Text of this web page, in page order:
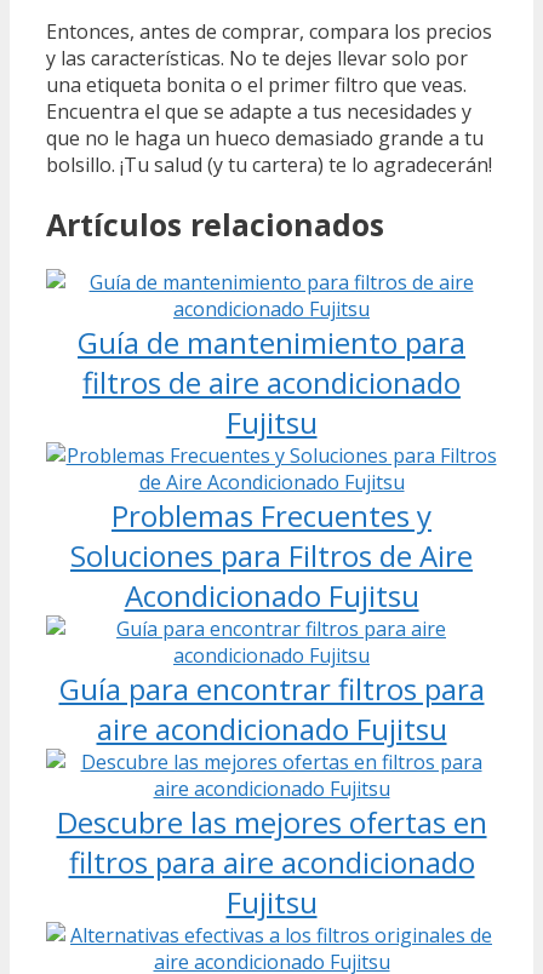
Entonces, antes de comprar, compara los precios
y las características. No te dejes llevar solo por
una etiqueta bonita o el primer filtro que veas.
Encuentra el que se adapte a tus necesidades y
que no le haga un hueco demasiado grande a tu
bolsillo. ¡Tu salud (y tu cartera) te lo agradecerán!
Artículos relacionados
Guía de mantenimiento para
filtros de aire acondicionado
Fujitsu
Problemas Frecuentes y
Soluciones para Filtros de Aire
Acondicionado Fujitsu
Guía para encontrar filtros para
aire acondicionado Fujitsu
Descubre las mejores ofertas en
filtros para aire acondicionado
Fujitsu